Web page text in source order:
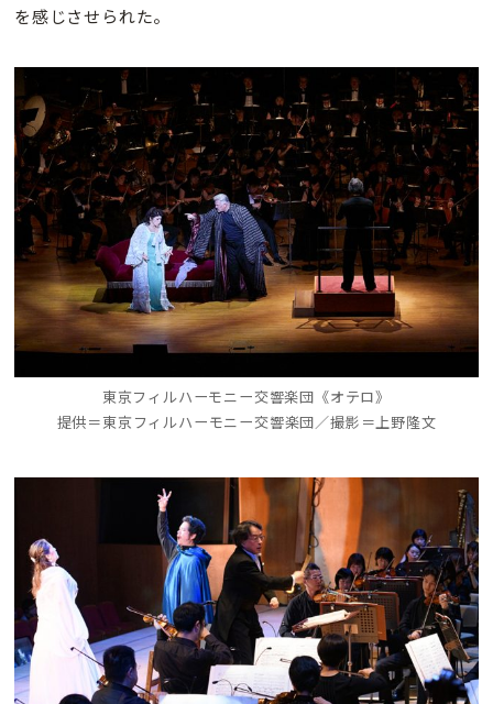
を感じさせられた。
東京フィルハーモニー交響楽団《オテロ》
提供＝東京フィルハーモニー交響楽団／撮影＝上野隆文